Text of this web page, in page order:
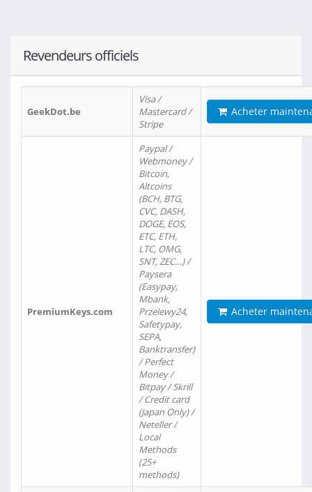
Revendeurs officiels
GeekDot.be
Visa /
Mastercard /
Stripe
Acheter
PremiumKeys.com
Paypal /
Webmoney /
Bitcoin,
Altcoins
(BCH, BTG,
CVC, DASH,
DOGE, EOS,
ETC, ETH,
LTC, OMG,
SNT, ZEC…) /
Paysera
(Easypay,
Mbank,
Przelewy24,
Safetypay,
SEPA,
Banktransfer)
/ Perfect
Money /
Bitpay / Skrill
/ Credit card
(Japan Only) /
Neteller /
Local
Methods
(25+
methods)
Acheter